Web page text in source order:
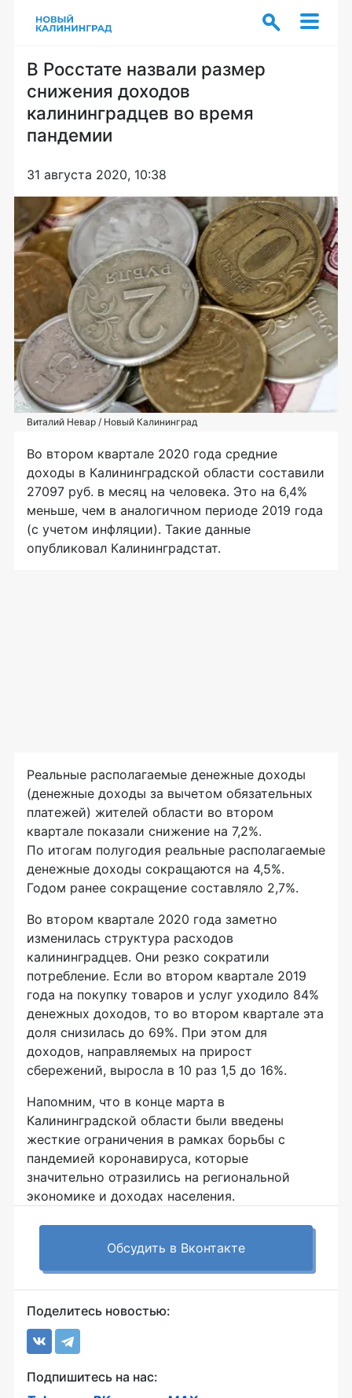
В Росстате назвали размер
снижения доходов
калининградцев во время
пандемии
31 августа 2020, 10:38
Виталий Невар / Новый Калининград
Во втором квартале 2020 года средние
доходы в Калининградской области составили
27097 руб. в месяц на человека. Это на 6,4%
меньше, чем в аналогичном периоде 2019 года
(с учетом инфляции). Такие данные
опубликовал Калининградстат.
Реальные располагаемые денежные доходы
(денежные доходы за вычетом обязательных
платежей) жителей области во втором
квартале показали снижение на 7,2%.
По итогам полугодия реальные располагаемые
денежные доходы сокращаются на 4,5%.
Годом ранее сокращение составляло 2,7%.
Во втором квартале 2020 года заметно
изменилась структура расходов
калининградцев. Они резко сократили
потребление. Если во втором квартале 2019
года на покупку товаров и услуг уходило 84%
денежных доходов, то во втором квартале эта
доля снизилась до 69%. При этом для
доходов, направляемых на прирост
сбережений, выросла в 10 раз 1,5 до 16%.
Напомним, что в конце марта в
Калининградской области были введены
жесткие ограничения в рамках борьбы с
пандемией коронавируса, которые
значительно отразились на региональной
экономике и доходах населения.
Обсудить в Вконтакте
Поделитесь новостью:
Подпишитесь на нас: